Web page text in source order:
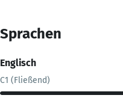
Sprachen
Englisch
C1 (Fließend)